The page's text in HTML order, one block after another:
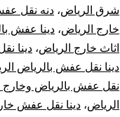
شرق الرياض، دنه نقل
خارج الرياض، دينا عفش
اثاث خارج الرياض، دينا
دينا نقل عفش بالرياض
نقل عفش بالرياض وخارج
الرياض، دينا نقل عفش